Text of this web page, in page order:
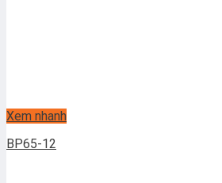
Xem nhanh
BP65-12